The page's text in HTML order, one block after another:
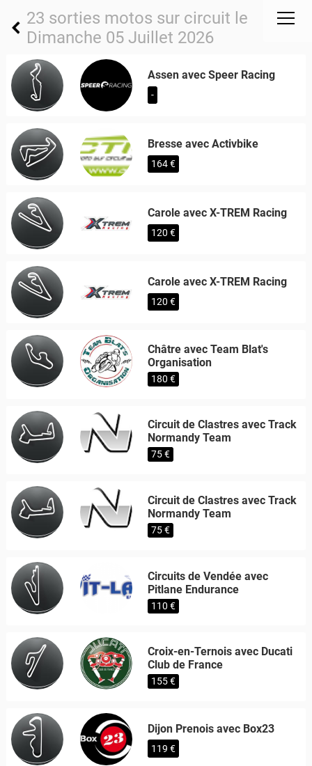
23 sorties motos sur circuit le
Dimanche 05 Juillet 2026
Assen avec Speer Racing
-
Bresse avec Activbike
164 €
Carole avec X-TREM Racing
120 €
Carole avec X-TREM Racing
120 €
Châtre avec Team Blat's
Organisation
180 €
Circuit de Clastres avec Track
Normandy Team
75 €
Circuit de Clastres avec Track
Normandy Team
75 €
Circuits de Vendée avec
Pitlane Endurance
110 €
Croix-en-Ternois avec Ducati
Club de France
155 €
Dijon Prenois avec Box23
119 €